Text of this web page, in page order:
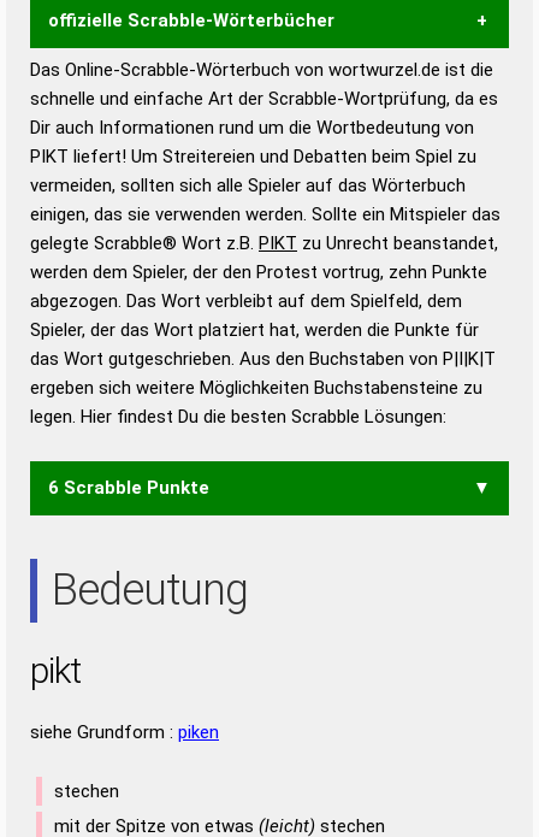
offizielle Scrabble-Wörterbücher
Wortwurzel liefert mit Hilfe eines semantischen
Wortanalyse-Algorithmus gute Anhaltspunkte zu
Wortbedeutung, Worttrennung und Wortform, um die
Gültigkeit eines Wortes für das Scrabble-Spiel zu
bestimmen!
zugelassene Turnier Scrabble-
Wörterbücher sind:
Duden – Standardwerk in 12 Bänden
Duden – Richtiges und gutes
Deutsch
Duden – Die deutsche Grammatik
Duden – Deutsches
Universalwörterbuch
Das Online-Scrabble-Wörterbuch von wortwurzel.de ist die
schnelle und einfache Art der Scrabble-Wortprüfung, da es
Dir auch Informationen rund um die Wortbedeutung von
PIKT liefert! Um Streitereien und Debatten beim Spiel zu
vermeiden, sollten sich alle Spieler auf das Wörterbuch
einigen, das sie verwenden werden. Sollte ein Mitspieler das
gelegte Scrabble® Wort z.B. PIKT zu Unrecht beanstandet,
werden dem Spieler, der den Protest vortrug, zehn Punkte
abgezogen. Das Wort verbleibt auf dem Spielfeld, dem
Spieler, der das Wort platziert hat, werden die Punkte für
das Wort gutgeschrieben. Aus den Buchstaben von P|I|K|T
ergeben sich weitere Möglichkeiten Buchstabensteine zu
legen. Hier findest Du die besten Scrabble Lösungen:
6 Scrabble Punkte
Bedeutung
pikt
siehe Grundform : piken
stechen
mit der Spitze von etwas (leicht) stechen